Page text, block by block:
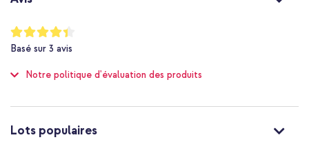
1 Pc
Oui
8806097912835
Notation:
87
%
of
Basé sur 3 avis
Notre politique d'évaluation des produits
Lots populaires